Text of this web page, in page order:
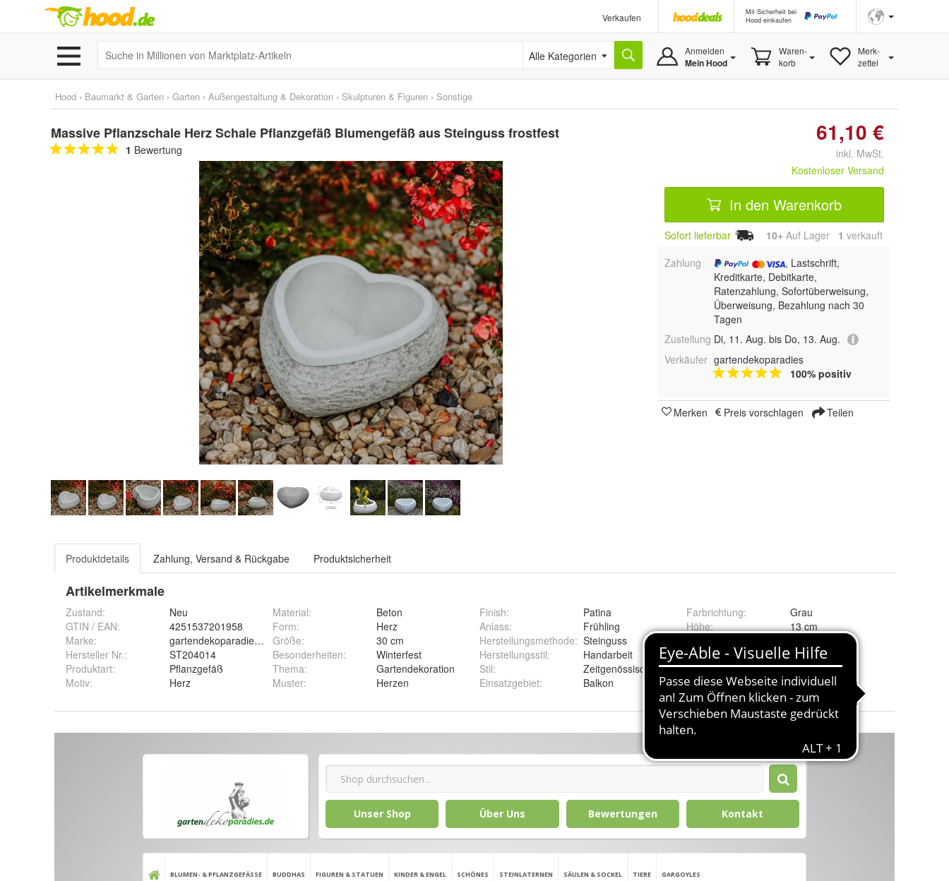
Verkaufen
Mit Sicherheit bei
Hood einkaufen
Alle Kategorien Anmelden
Mein Hood
Waren-
korb
Merk-
zettel
Hood › Baumarkt & Garten › Garten › Außengestaltung & Dekoration › Skulpturen & Figuren › Sonstige
Massive Pflanzschale Herz Schale Pflanzgefäß Blumengefäß aus Steinguss frostfest
1 Bewertung
61,10 €
inkl. MwSt.
Kostenloser Versand
In den Warenkorb
Sofort lieferbar 10+ Auf Lager 1 verkauft
Zahlung
, Lastschrift,
Kreditkarte, Debitkarte,
Ratenzahlung, Sofortüberweisung,
Überweisung, Bezahlung nach 30
Tagen
Zustellung Di, 11. Aug. bis Do, 13. Aug.
Verkäufer gartendekoparadies
100% positiv
Merken Preis vorschlagen Teilen
Produktdetails Zahlung, Versand & Rückgabe Produktsicherheit
Artikelmerkmale
Zustand:
Neu
GTIN / EAN:
4251537201958
Marke:
gartendekoparadies.de
Hersteller Nr.:
ST204014
Produktart:
Pflanzgefäß
Motiv: Herz
Material:
Beton
Form:
Herz
Größe:
30 cm
Besonderheiten:
Winterfest
Thema:
Gartendekoration
Muster: Herzen
Finish:
Patina
Anlass:
Frühling
Herstellungsmethode: Steinguss
Herstellungsstil:
Handarbeit
Stil:
Zeitgenössisch
Einsatzgebiet: Balkon
Farbrichtung:
Grau
Höhe:
13 cm
Außenbereich
Gewicht : 11 kg